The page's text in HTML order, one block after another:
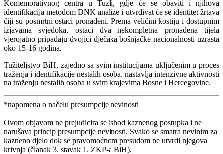
Komemorativnog centra u Tuzli, gdje će se obaviti i njihova
identifikacija metodom DNK analize i utvrđivat će se identitet žrtava
čiji su posmrtni ostaci pronađeni. Prema veličini kostiju i dostupnim
izjavama svjedoka, ostaci dva nekompletna pronađena tijela
vjerojatno pripadaju dvojici dječaka bošnjačke nacionalnosti uzrasta
oko 15-16 godina.
Tužiteljstvo BiH, zajedno sa svim institucijama uključenim u proces
traženja i identifikacije nestalih osoba, nastavlja intenzivne aktivnosti
na traženju nestalih osoba u svim krajevima Bosne i Hercegovine.
*napomena o načelu presumpcije nevinosti
Ovom objavom ne prejudicira se ishod kaznenog postupka i ne
narušava princip presumpcije nevinosti. Svako se smatra nevinim za
kazneno djelo dok se pravomoćnom presudom ne utvrdi njegova
krivnja (članak 3. stavak 1. ZKP-a BiH).